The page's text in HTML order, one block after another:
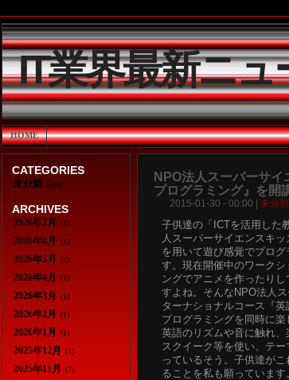
IT業界最新ニュ
HOME
NPO法人スーパーサ
プログラミング』を開
2015-01-30 - 00:00 | 未分類
子供達の「ICTを活用した
人スーパーサイエンスキ
を用いて遊び感覚でプロ
す。現在開催中のワーク
ングでアニメを作ったり
すよね。そんなNPO法人
ターナショナルコース『
プログラミングを同時に
英語のリズムや音に触れ
スクイーク等を使い、テ
っているそう。子供達が
ることを私も願っています
CATEGORIES
未分類 (308)
ARCHIVES
2026年7月 (1)
2026年6月 (1)
2026年5月 (2)
2026年4月 (1)
2026年3月 (1)
2026年2月 (1)
2026年1月 (1)
2025年12月 (1)
2025年11月 (2)